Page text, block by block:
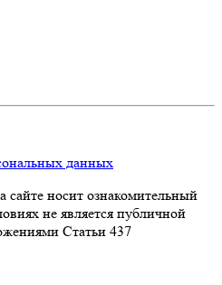
данных
носит ознакомительный
не является публичной
Статьи 437